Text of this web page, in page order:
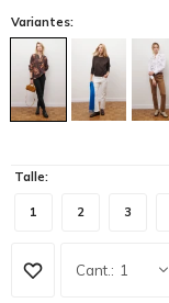
Variantes:
Talle:
1 2 3
1